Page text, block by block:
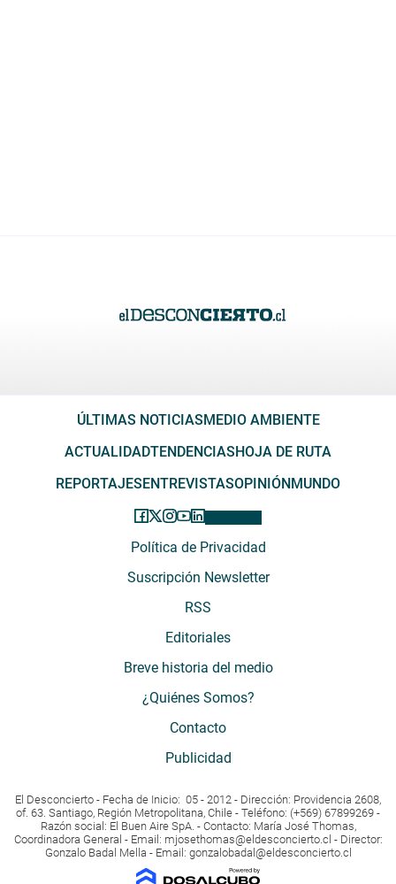
ÚLTIMAS NOTICIASMEDIO AMBIENTE
ACTUALIDADTENDENCIASHOJA DE RUTA
REPORTAJESENTREVISTASOPINIÓNMUNDO
Política de Privacidad
Suscripción Newsletter
RSS
Editoriales
Breve historia del medio
¿Quiénes Somos?
Contacto
Publicidad
El Desconcierto - Fecha de Inicio: 05 - 2012 - Dirección: Providencia 2608,
of. 63. Santiago, Región Metropolitana, Chile - Teléfono: (+569) 67899269 -
Razón social: El Buen Aire SpA. - Contacto: María José Thomas,
Coordinadora General - Email: mjosethomas@eldesconcierto.cl - Director:
Gonzalo Badal Mella - Email: gonzalobadal@eldesconcierto.cl